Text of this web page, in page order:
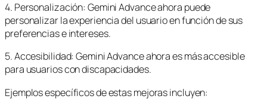
4. Personalización: Gemini Advance ahora puede
personalizar la experiencia del usuario en función de sus
preferencias e intereses.
5. Accesibilidad: Gemini Advance ahora es más accesible
para usuarios con discapacidades.
Ejemplos específicos de estas mejoras incluyen: